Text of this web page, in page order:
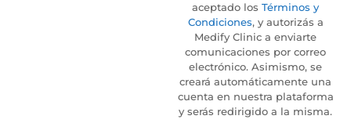
aceptado los Términos y
Condiciones, y autorizás a
Medify Clinic a enviarte
comunicaciones por correo
electrónico. Asimismo, se
creará automáticamente una
cuenta en nuestra plataforma
y serás redirigido a la misma.